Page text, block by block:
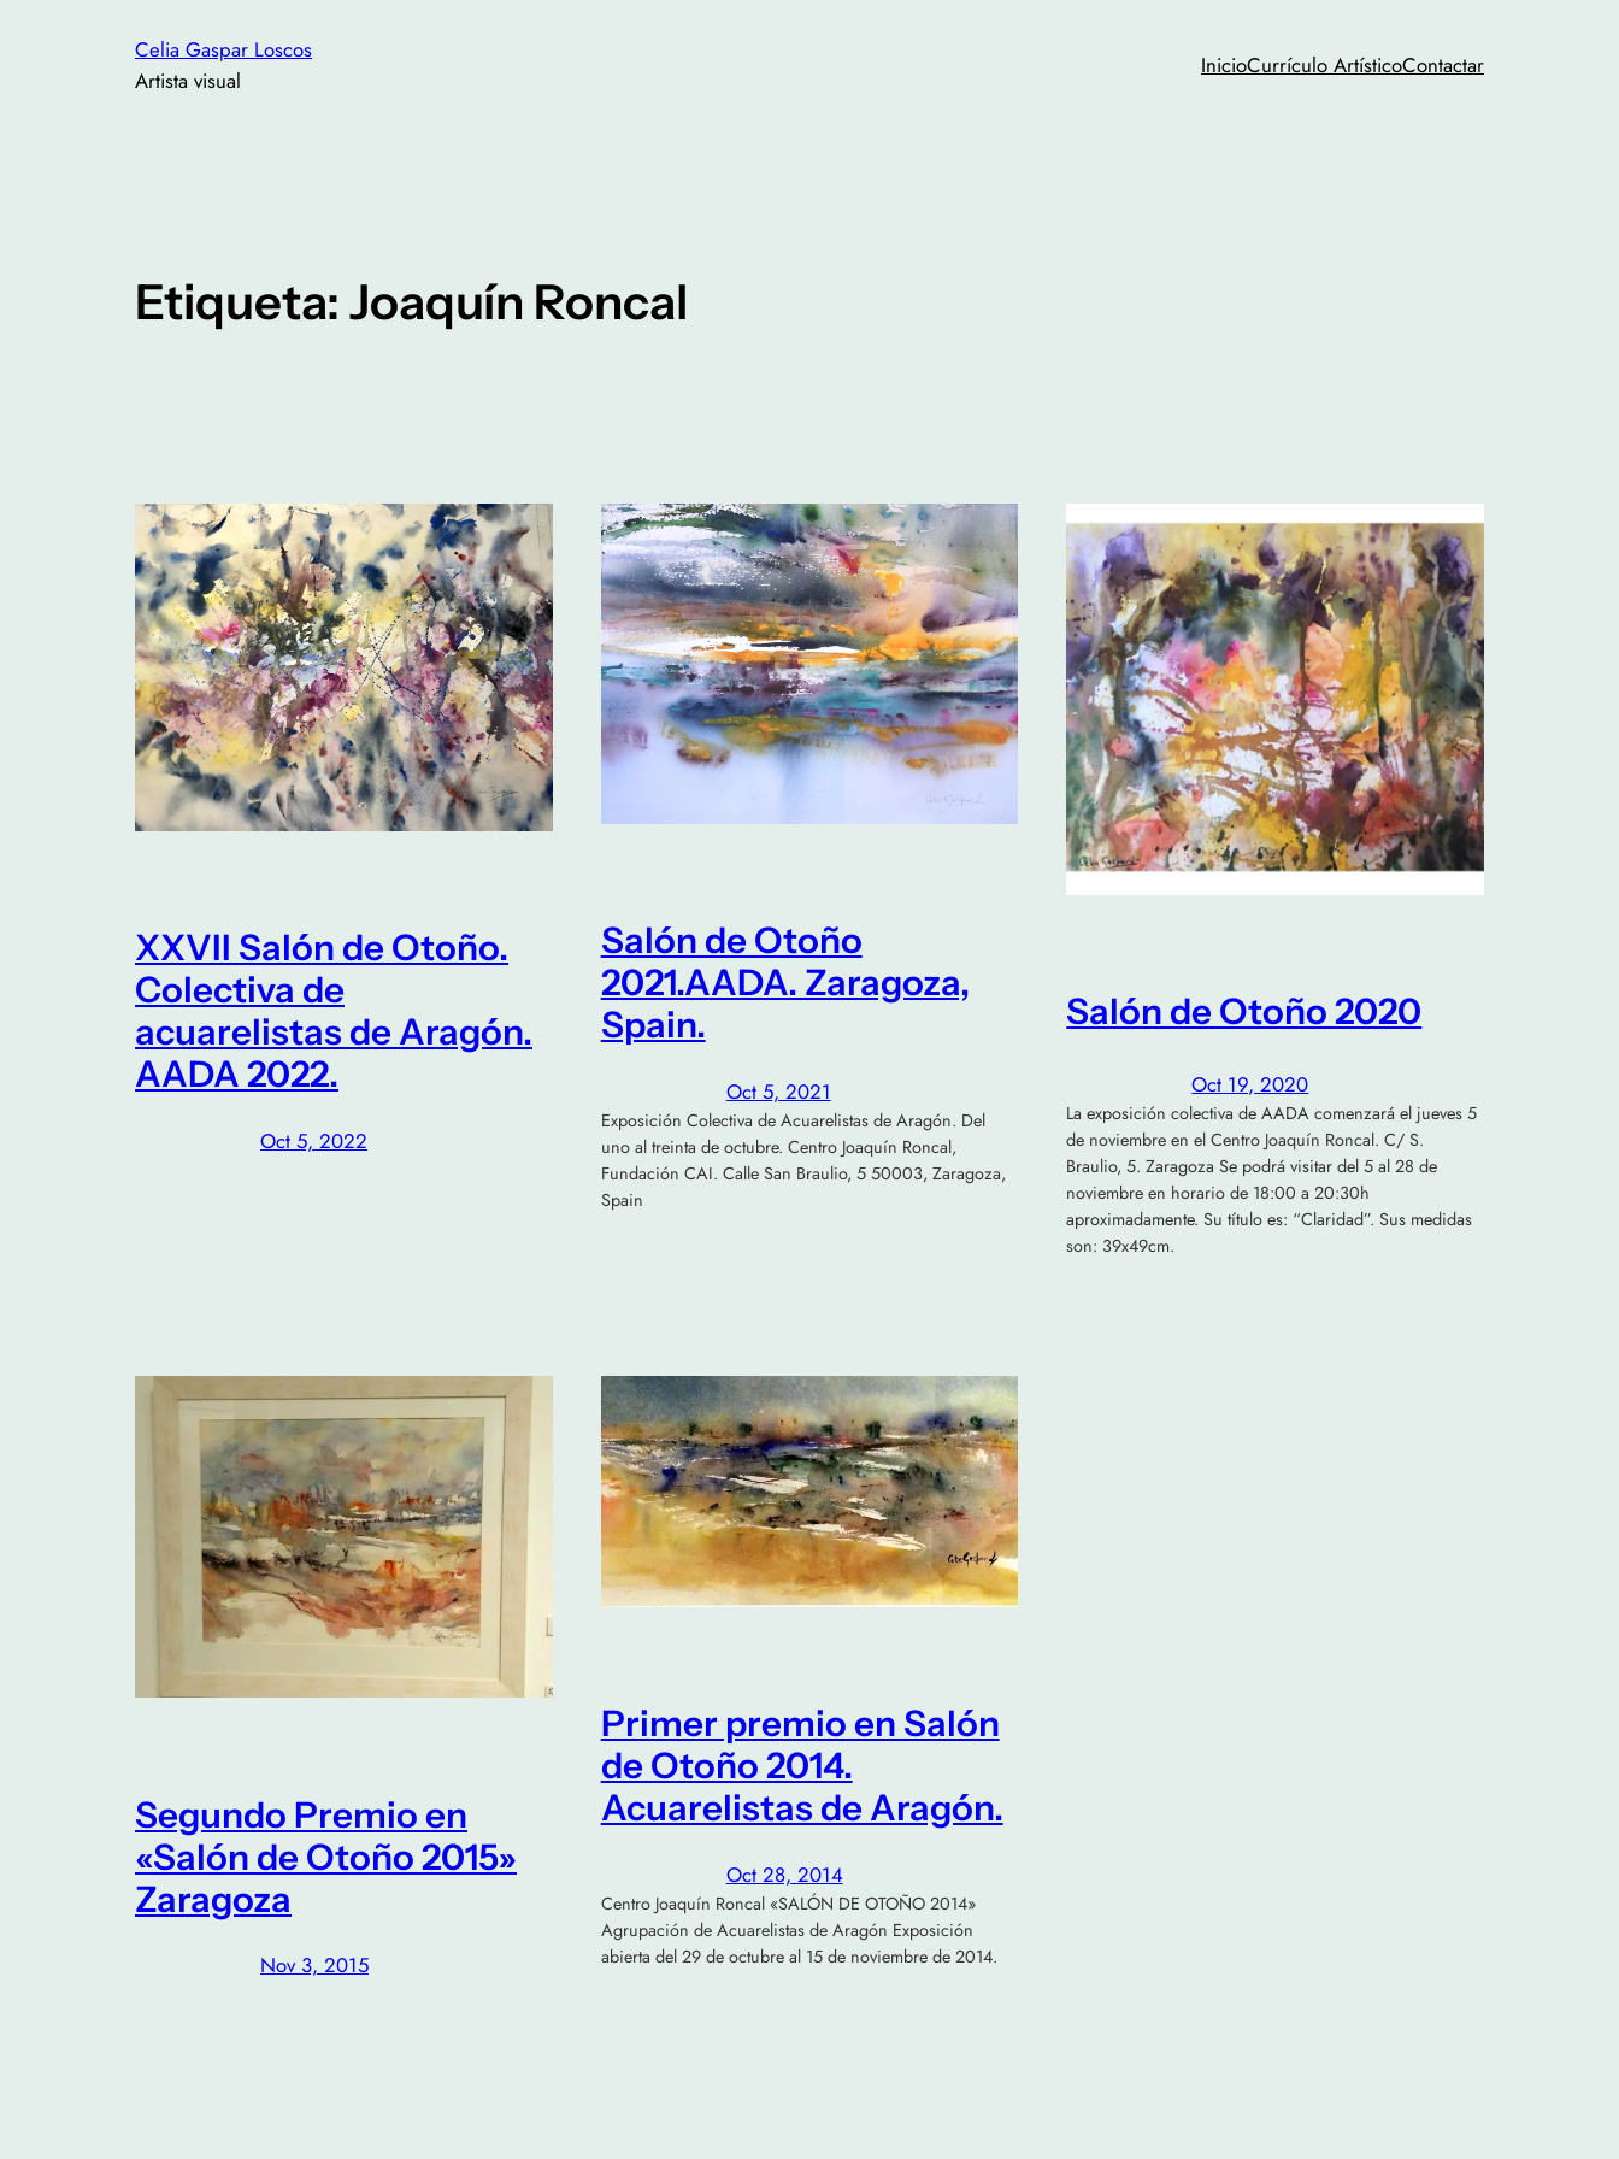
Celia Gaspar Loscos
Artista visual
InicioCurrículo ArtísticoContactar
Etiqueta: Joaquín Roncal
XXVII Salón de Otoño.
Colectiva de
acuarelistas de Aragón.
AADA 2022.
Oct 5, 2022
Salón de Otoño
2021.AADA. Zaragoza,
Spain.
Oct 5, 2021
Exposición Colectiva de Acuarelistas de Aragón. Del
uno al treinta de octubre. Centro Joaquín Roncal,
Fundación CAI. Calle San Braulio, 5 50003, Zaragoza,
Spain
Salón de Otoño 2020
Oct 19, 2020
La exposición colectiva de AADA comenzará el jueves 5
de noviembre en el Centro Joaquín Roncal. C/ S.
Braulio, 5. Zaragoza Se podrá visitar del 5 al 28 de
noviembre en horario de 18:00 a 20:30h
aproximadamente. Su título es: “Claridad”. Sus medidas
son: 39x49cm.
Segundo Premio en
«Salón de Otoño 2015»
Zaragoza
Nov 3, 2015
Primer premio en Salón
de Otoño 2014.
Acuarelistas de Aragón.
Oct 28, 2014
Centro Joaquín Roncal «SALÓN DE OTOÑO 2014»
Agrupación de Acuarelistas de Aragón Exposición
abierta del 29 de octubre al 15 de noviembre de 2014.